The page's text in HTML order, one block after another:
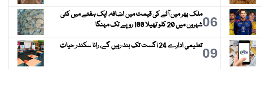
06ملک بھر میں آٹے کی قیمت میں اضافہ، ایک ہفتے میں کئی
شہروں میں 20 کلو تھیلا 100 روپے تک مہنگا
09تعلیمی ادارے 24 اگست تک بند رہیں گے، رانا سکندر حیات